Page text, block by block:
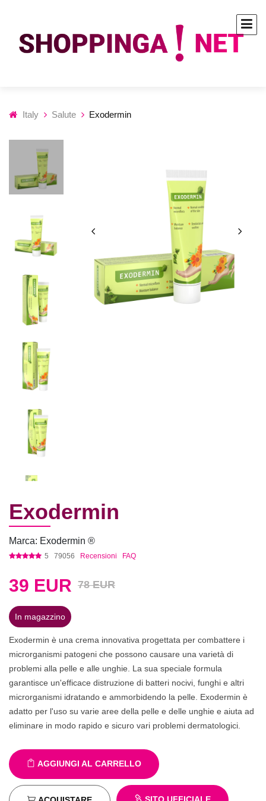
Italy Salute Exodermin
Exodermin
Marca: Exodermin ®
5 79056 Recensioni FAQ
39 EUR 78 EUR
In magazzino
Exodermin è una crema innovativa progettata per combattere i
microrganismi patogeni che possono causare una varietà di
problemi alla pelle e alle unghie. La sua speciale formula
garantisce un'efficace distruzione di batteri nocivi, funghi e altri
microrganismi idratando e ammorbidendo la pelle. Exodermin è
adatto per l'uso su varie aree della pelle e delle unghie e aiuta ad
eliminare in modo rapido e sicuro vari problemi dermatologici.
AGGIUNGI AL CARRELLO